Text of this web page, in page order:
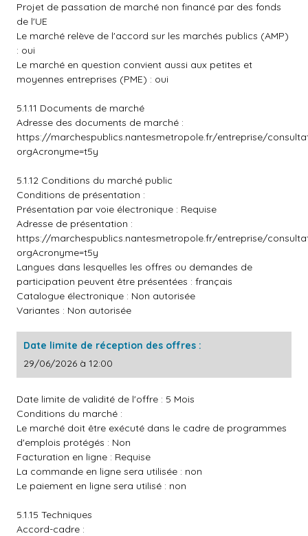
Projet de passation de marché non financé par des fonds
de l'UE
Le marché relève de l'accord sur les marchés publics (AMP)
: oui
Le marché en question convient aussi aux petites et
moyennes entreprises (PME) : oui
5.1.11 Documents de marché
Adresse des documents de marché :
https://marchespublics.nantesmetropole.fr/entreprise/
orgAcronyme=t5y
5.1.12 Conditions du marché public
Conditions de présentation :
Présentation par voie électronique : Requise
Adresse de présentation :
https://marchespublics.nantesmetropole.fr/entreprise/
orgAcronyme=t5y
Langues dans lesquelles les offres ou demandes de
participation peuvent être présentées : français
Catalogue électronique : Non autorisée
Variantes : Non autorisée
Date limite de réception des offres :
29/06/2026 à 12:00
Date limite de validité de l'offre : 5 Mois
Conditions du marché :
Le marché doit être exécuté dans le cadre de programmes
d'emplois protégés : Non
Facturation en ligne : Requise
La commande en ligne sera utilisée : non
Le paiement en ligne sera utilisé : non
5.1.15 Techniques
Accord-cadre :